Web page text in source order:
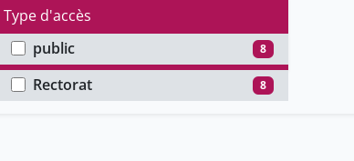
Type d'accès
public
8
Faculté
Rectorat
8